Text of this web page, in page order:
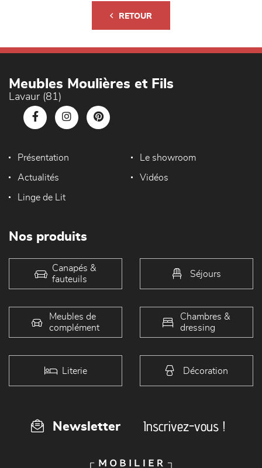
RETOUR
Meubles Moulières et Fils
Lavaur (81)
Présentation Le showroom
Actualités Vidéos
Linge de Lit
Nos produits
Canapés &
fauteuils
Séjours
Meubles de
complément
Chambres &
dressing
Literie Décoration
Newsletter Inscrivez-vous !